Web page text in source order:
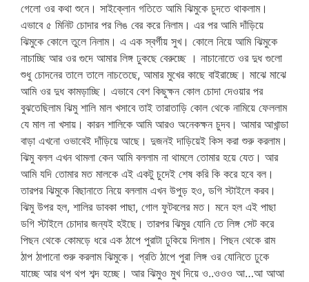
গেলো ওর কথা শুনে। সাইক্লোন গতিতে আমি ঝিমুকে চুদতে থাকলাম।
এভাবে ৫ মিনিট চোদার পর লিঙ বের করে নিলাম। এর পর আমি দাঁড়িয়ে
ঝিমুকে কোলে তুলে নিলাম। এ এক স্বর্গীয় সুখ। কোলে নিয়ে আমি ঝিমুকে
নাচাচ্ছি আর ওর গুদে আমার লিঙ্গ ঢুকছে বেরুচ্ছে । নাচানোতে ওর দুধ গুলো
শুধু চোদনের তালে তালে নাচতেছে, আমার মুখের কাছে বাইরাচ্ছে। মাঝে মাঝে
আমি ওর দুধ কামড়াচ্ছি। এভাবে বেশ কিছুক্ষন কোল চোদা দেওয়ার পর
বুঝতেছিলাম ঝিমু শালি মাল খসাবে তাই তারাতাড়ি কোল থেকে নামিয়ে ফেললাম
যে মাল না খসায়। কারন শালিকে আমি আরও অনেকক্ষন চুদব। আমার আখান্ডা
বাড়া এখনো ওভাবেই দাঁড়িয়ে আছে। দুজনই দাড়িয়েই কিস করা শুরু করলাম।
ঝিমু বলল এখন থামলা কেন আমি বললাম না থামলে তোমার হয়ে যেত। আর
আমি যদি তোমার মত মালকে এই একটু চুদেই শেষ করি কি করে হবে বল।
তারপর ঝিমুকে বিছানাতে নিয়ে বললাম এখন উপুড় হও, ডগি স্টাইলে করব।
ঝিমু উপর হল, শালির ডাবকা পাছা, গোল ফুটবলের মত। মনে হল এই পাছা
ডগি স্টাইলে চোদার জন্যই হইছে। তারপর ঝিমুর যোনি তে লিঙ্গ সেট করে
পিছন থেকে কোমড়ে ধরে এক ঠাপে পুরাটা ঢুকিয়ে দিলাম। পিছন থেকে রাম
ঠাপ ঠাপানো শুরু করলাম ঝিমুকে। প্রতি ঠাপে পুরা লিঙ্গ ওর যোনিতে ঢুকে
যাচ্ছে আর থপ থপ শব্দ হচ্ছে। আর ঝিমুও মুখ দিয়ে ও..ওওও আ…আ আআ